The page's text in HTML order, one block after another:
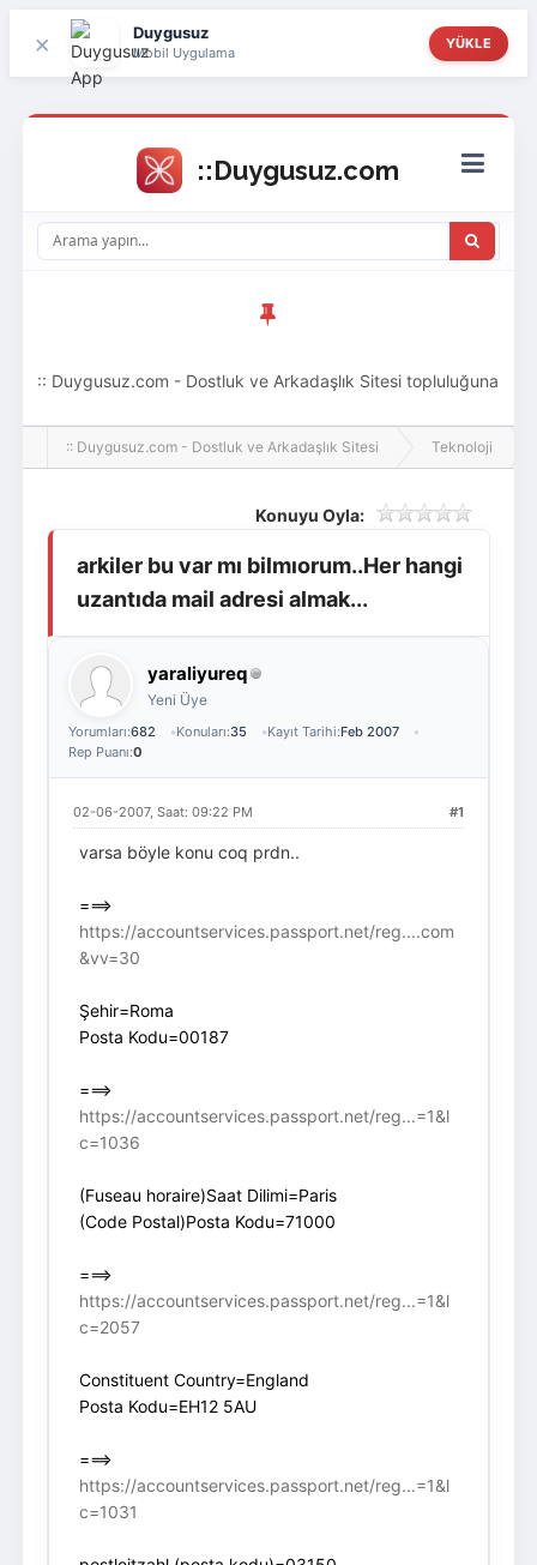
× Duygusuz
Mobil Uygulama
YÜKLE
Giriş Yap Üye Ol
:: Duygusuz.com - Dostluk ve Arkadaşlık Sitesi topluluğuna
hoş geldin ziyaretçi! Aramıza katılmak istersen kayıt
:: Duygusuz.com - Dostluk ve Arkadaşlık Sitesi Teknoloji
Konuyu Oyla:
arkiler bu var mı bilmıorum..Her hangi
uzantıda mail adresi almak...
yaraliyureq
Yeni Üye
Yorumları:682 Konuları:35 Kayıt Tarihi:Feb 2007
Rep Puanı:0
#1
02-06-2007, Saat: 09:22 PM
varsa böyle konu coq prdn..
===>
https://accountservices.passport.net/reg....com
&vv=30
Şehir=Roma
Posta Kodu=00187
===>
https://accountservices.passport.net/reg...=1&l
c=1036
(Fuseau horaire)Saat Dilimi=Paris
(Code Postal)Posta Kodu=71000
===>
https://accountservices.passport.net/reg...=1&l
c=2057
Constituent Country=England
Posta Kodu=EH12 5AU
===>
https://accountservices.passport.net/reg...=1&l
c=1031